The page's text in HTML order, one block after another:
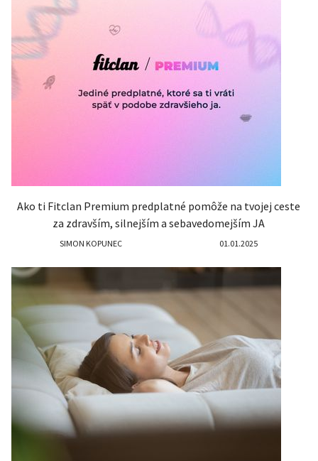
Ako ti Fitclan Premium predplatné pomôže na tvojej ceste
za zdravším, silnejším a sebavedomejším JA
SIMON KOPUNEC 01.01.2025